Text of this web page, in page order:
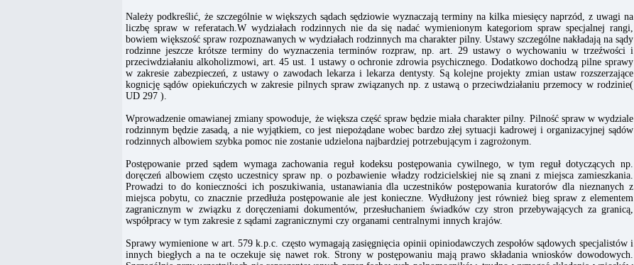
Należy podkreślić, że szczególnie w większych sądach sędziowie wyznaczają terminy na kilka miesięcy naprzód, z uwagi na
liczbę spraw w referatach.W wydziałach rodzinnych nie da się nadać wymienionym kategoriom spraw specjalnej rangi,
bowiem większość spraw rozpoznawanych w wydziałach rodzinnych ma charakter pilny. Ustawy szczególne nakładają na sądy
rodzinne jeszcze krótsze terminy do wyznaczenia terminów rozpraw, np. art. 29 ustawy o wychowaniu w trzeźwości i
przeciwdziałaniu alkoholizmowi, art. 45 ust. 1 ustawy o ochronie zdrowia psychicznego. Dodatkowo dochodzą pilne sprawy
w zakresie zabezpieczeń, z ustawy o zawodach lekarza i lekarza dentysty. Są kolejne projekty zmian ustaw rozszerzające
kognicję sądów opiekuńczych w zakresie pilnych spraw związanych np. z ustawą o przeciwdziałaniu przemocy w rodzinie(
UD 297 ).
Wprowadzenie omawianej zmiany spowoduje, że większa część spraw będzie miała charakter pilny. Pilność spraw w wydziale
rodzinnym będzie zasadą, a nie wyjątkiem, co jest niepożądane wobec bardzo złej sytuacji kadrowej i organizacyjnej sądów
rodzinnych albowiem szybka pomoc nie zostanie udzielona najbardziej potrzebującym i zagrożonym.
Postępowanie przed sądem wymaga zachowania reguł kodeksu postępowania cywilnego, w tym reguł dotyczących np.
doręczeń albowiem często uczestnicy spraw np. o pozbawienie władzy rodzicielskiej nie są znani z miejsca zamieszkania.
Prowadzi to do konieczności ich poszukiwania, ustanawiania dla uczestników postępowania kuratorów dla nieznanych z
miejsca pobytu, co znacznie przedłuża postępowanie ale jest konieczne. Wydłużony jest również bieg spraw z elementem
zagranicznym w związku z doręczeniami dokumentów, przesłuchaniem świadków czy stron przebywających za granicą,
współpracy w tym zakresie z sądami zagranicznymi czy organami centralnymi innych krajów.
Sprawy wymienione w art. 579 k.p.c. często wymagają zasięgnięcia opinii opiniodawczych zespołów sądowych specjalistów i
innych biegłych a na te oczekuje się nawet rok. Strony w postępowaniu mają prawo składania wniosków dowodowych.